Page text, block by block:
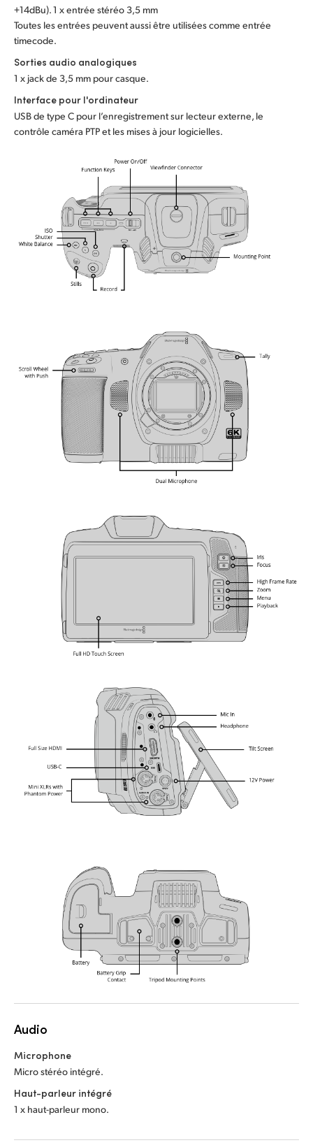
+14dBu). 1 x entrée stéréo 3,5 mm
Toutes les entrées peuvent aussi être utilisées comme entrée
timecode.
Sorties audio analogiques
1 x jack de 3,5 mm pour casque.
Interface pour l'ordinateur
USB de type C pour l’enregistrement sur lecteur externe, le
contrôle caméra PTP et les mises à jour logicielles.
Audio
Microphone
Micro stéréo intégré.
Haut-parleur intégré
1 x haut-parleur mono.